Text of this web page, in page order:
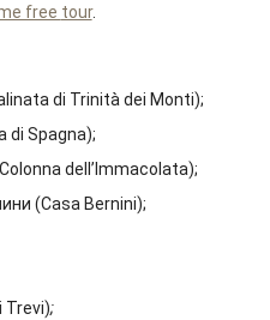
free tour.
di Trinità dei Monti);
di Spagna);
dell’Immacolata);
(Casa Bernini);
Trevi);